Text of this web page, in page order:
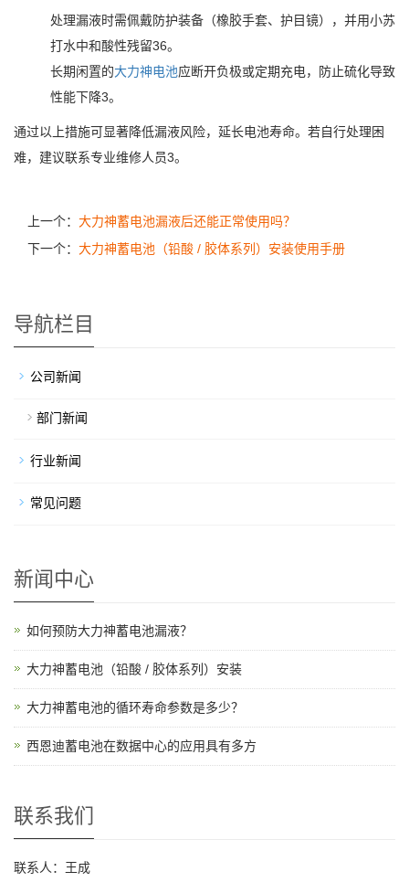
处理漏液时需佩戴防护装备（橡胶手套、护目镜），并用小苏
打水中和酸性残留‌36。
长期闲置的大力神电池应断开负极或定期充电，防止硫化导致
性能下降‌3。
通过以上措施可显著降低漏液风险，延长电池寿命。若自行处理困
难，建议联系专业维修人员‌3。
上一个： 大力神蓄电池漏液后还能正常使用吗？
下一个： 大力神蓄电池（铅酸 / 胶体系列）安装使用手册
导航栏目
公司新闻
部门新闻
行业新闻
常见问题
新闻中心
如何预防大力神蓄电池漏液？
大力神蓄电池（铅酸 / 胶体系列）安装
大力神蓄电池的循环寿命参数是多少？
西恩迪蓄电池在数据中心的应用具有多方
联系我们
联系人：王成